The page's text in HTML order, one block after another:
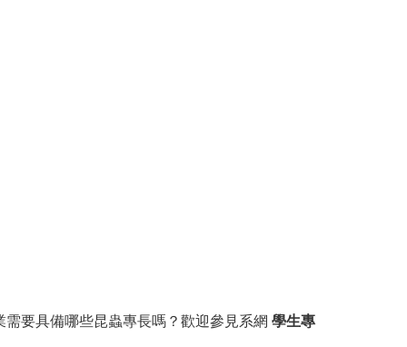
要具備哪些昆蟲專長嗎？歡迎參見系網 學生專